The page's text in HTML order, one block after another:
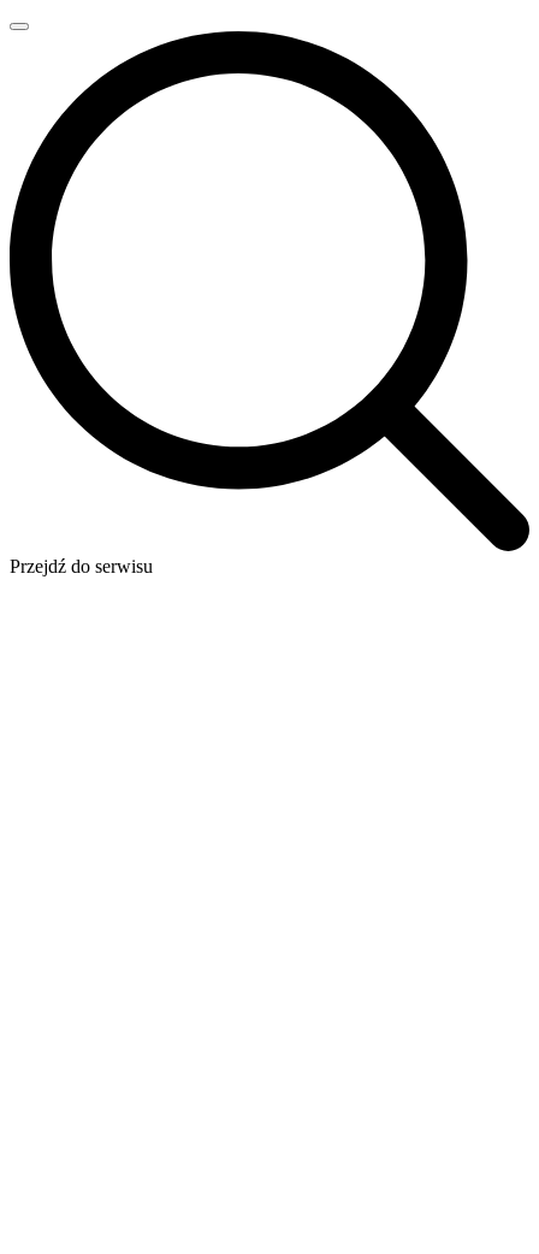
Przejdź do serwisu